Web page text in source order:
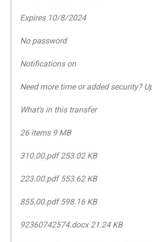
Expires 10/8/2024
No password
Notifications on
Need more time or added security?
What's in this transfer
26 items 9 MB
310.00.pdf 253.02 KB
223.00.pdf 553.62 KB
855.00.pdf 598.16 KB
92360742574.docx 21.24 KB